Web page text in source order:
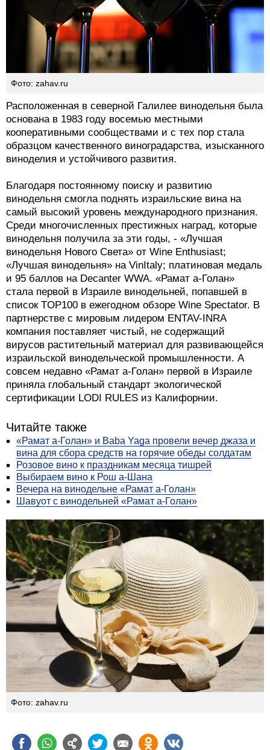
Фото: zahav.ru
Расположенная в северной Галилее винодельня была
основана в 1983 году восемью местными
кооперативными сообществами и с тех пор стала
образцом качественного виноградарства, изысканного
виноделия и устойчивого развития.
Благодаря постоянному поиску и развитию
винодельня смогла поднять израильские вина на
самый высокий уровень международного признания.
Среди многочисленных престижных наград, которые
винодельня получила за эти годы, - «Лучшая
винодельня Нового Света» от Wine Enthusiast;
«Лучшая винодельня» на VinItaly; платиновая медаль
и 95 баллов на Decanter WWA. «Рамат а-Голан»
стала первой в Израиле винодельней, попавшей в
список TOP100 в ежегодном обзоре Wine Spectator. В
партнерстве с мировым лидером ENTAV-INRA
компания поставляет чистый, не содержащий
вирусов растительный материал для развивающейся
израильской винодельческой промышленности. А
совсем недавно «Рамат а-Голан» первой в Израиле
приняла глобальный стандарт экологической
сертификации LODI RULES из Калифорнии.
Читайте также
«Рамат а-Голан» и Baba Yaga провели вечер джаза и
вина для сбора средств на горячие обеды солдатам
Розовое вино к праздникам месяца тишрей
Выбираем вино к Рош а-Шана
Вечера на винодельне «Рамат а-Голан»
Шавуот с винодельней «Рамат а-Голан»
Фото: zahav.ru